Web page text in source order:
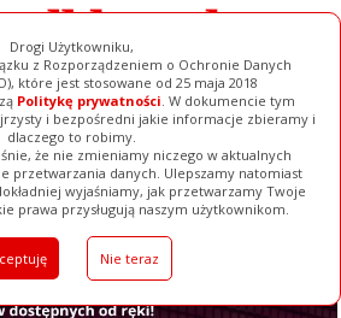
Drogi Użytkowniku,
z Rozporządzeniem o Ochronie Danych
które jest stosowane od 25 maja 2018
Politykę prywatności. W dokumencie tym
i bezpośredni jakie informacje zbieramy i
dlaczego to robimy.
że nie zmieniamy niczego w aktualnych
przetwarzania danych. Ulepszamy natomiast
wyjaśniamy, jak przetwarzamy Twoje
prawa przysługują naszym użytkownikom.
Nie teraz
Galerie Baza Firm Pełna Wersja